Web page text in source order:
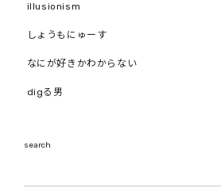
illusionism
しょうもにゅーす
なにが好きかわからない
digる男
search